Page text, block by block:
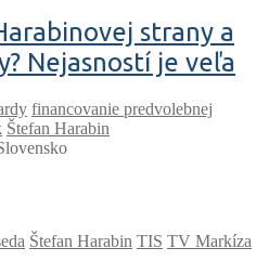
strany a
Nejasností je veľa
financovanie predvolebnej
Štefan Harabin
Štefan Harabin TIS TV Markíza